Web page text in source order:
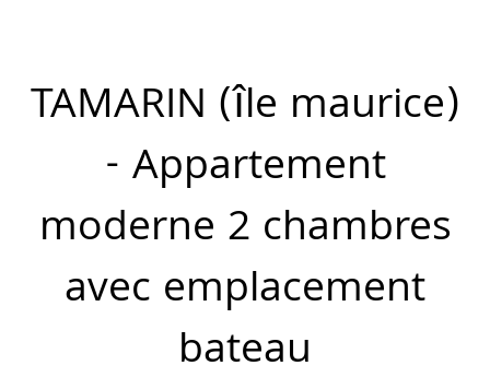
TAMARIN (île maurice)
- Appartement
moderne 2 chambres
avec emplacement
bateau